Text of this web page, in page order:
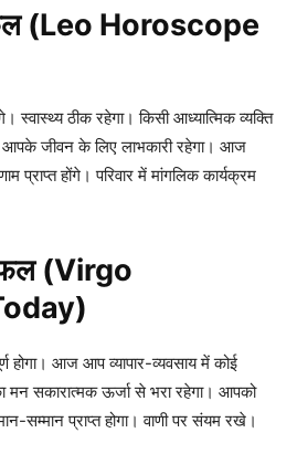
(Leo Horoscope
ठीक रहेगा। किसी आध्यात्मिक व्यक्ति
आपके जीवन के लिए लाभकारी रहेगा। आज
प्राप्त होंगे। परिवार में मांगलिक कार्यक्रम
(Virgo
आज आप व्यापार-व्यवसाय में कोई
सकारात्मक ऊर्जा से भरा रहेगा। आपको
सम्मान प्राप्त होगा। वाणी पर संयम रखे।